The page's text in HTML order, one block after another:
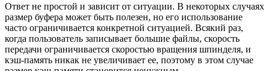
Ответ не простой и зависит от ситуации. В некоторых случаях
размер буфера может быть полезен, но его использование
часто ограничивается конкретной ситуацией. Всякий раз,
когда пользователь записывает большие файлы, скорость
передачи ограничивается скоростью вращения шпинделя, и
кэш-память никак не увеличивает ее, поэтому в этом случае